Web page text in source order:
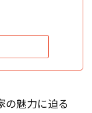
の魅力に迫る